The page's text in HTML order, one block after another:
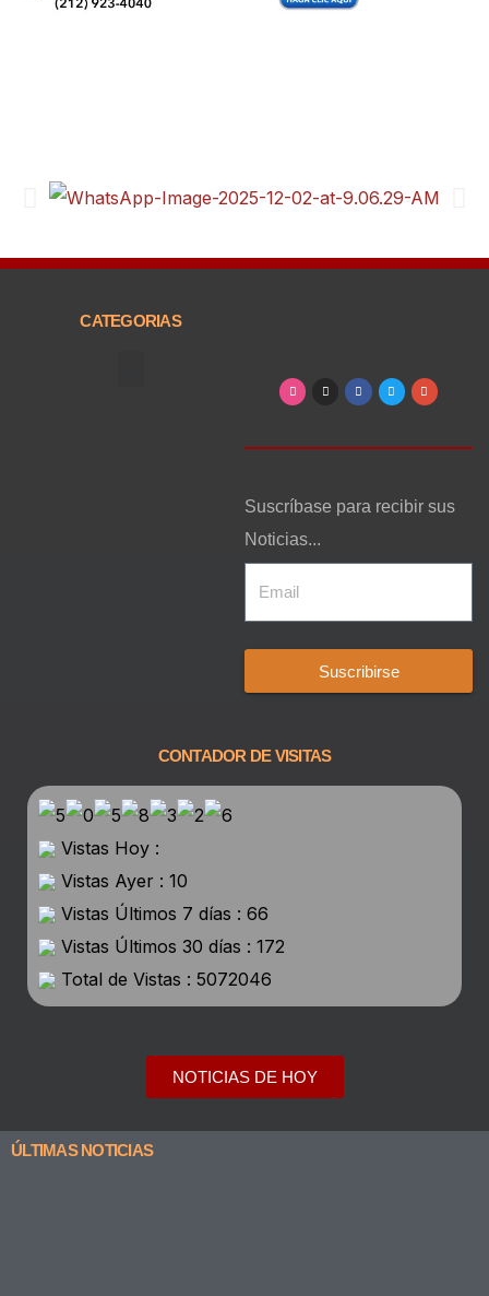
CATEGORIAS
Suscríbase para recibir sus
Noticias...
Suscribirse
CONTADOR DE VISITAS
Vistas Hoy :
Vistas Ayer : 10
Vistas Últimos 7 días : 66
Vistas Últimos 30 días : 172
Total de Vistas : 5072046
NOTICIAS DE HOY
ÚLTIMAS NOTICIAS